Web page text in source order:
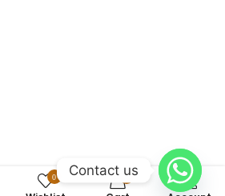
0 0
Contact us